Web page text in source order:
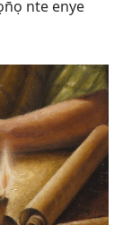
nte enye